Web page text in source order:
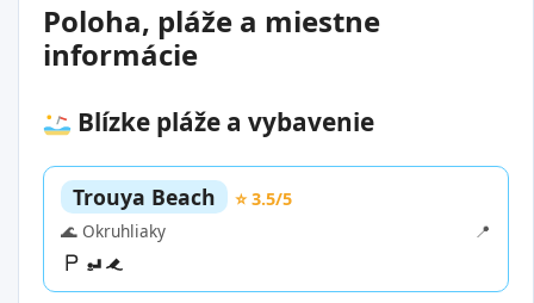
Poloha, pláže a miestne
informácie
Blízke pláže a vybavenie
Trouya Beach
⭐ 3.5/5
🌊 Okruhliaky
📍